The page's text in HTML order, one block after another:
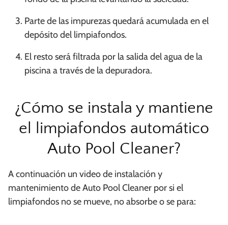
Parte de las impurezas quedará acumulada en el
depósito del limpiafondos.
El resto será filtrada por la salida del agua de la
piscina a través de la depuradora.
¿Cómo se instala y mantiene
el limpiafondos automático
Auto Pool Cleaner?
A continuación un video de instalación y
mantenimiento de Auto Pool Cleaner por si el
limpiafondos no se mueve, no absorbe o se para: